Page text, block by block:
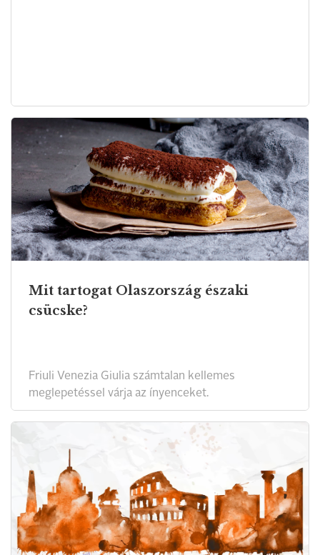
Mit tartogat Olaszország északi
csücske?
Friuli Venezia Giulia számtalan kellemes
meglepetéssel várja az ínyenceket.